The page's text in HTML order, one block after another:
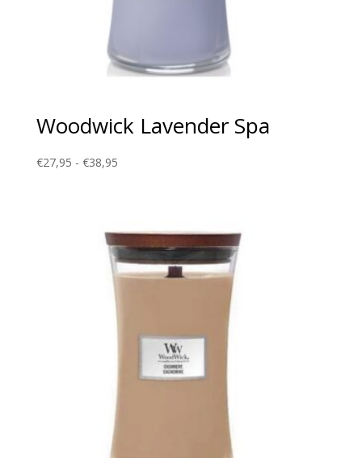
Woodwick Lavender Spa
€27,95 - €38,95Prijsklasse: